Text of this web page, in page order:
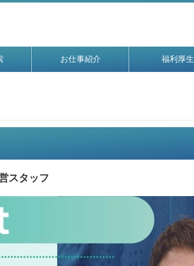
お仕事紹介 福利厚生
スタッフ